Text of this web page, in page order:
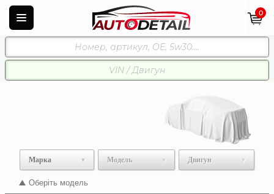
0
Марка Модель Двигун
Оберіть модель